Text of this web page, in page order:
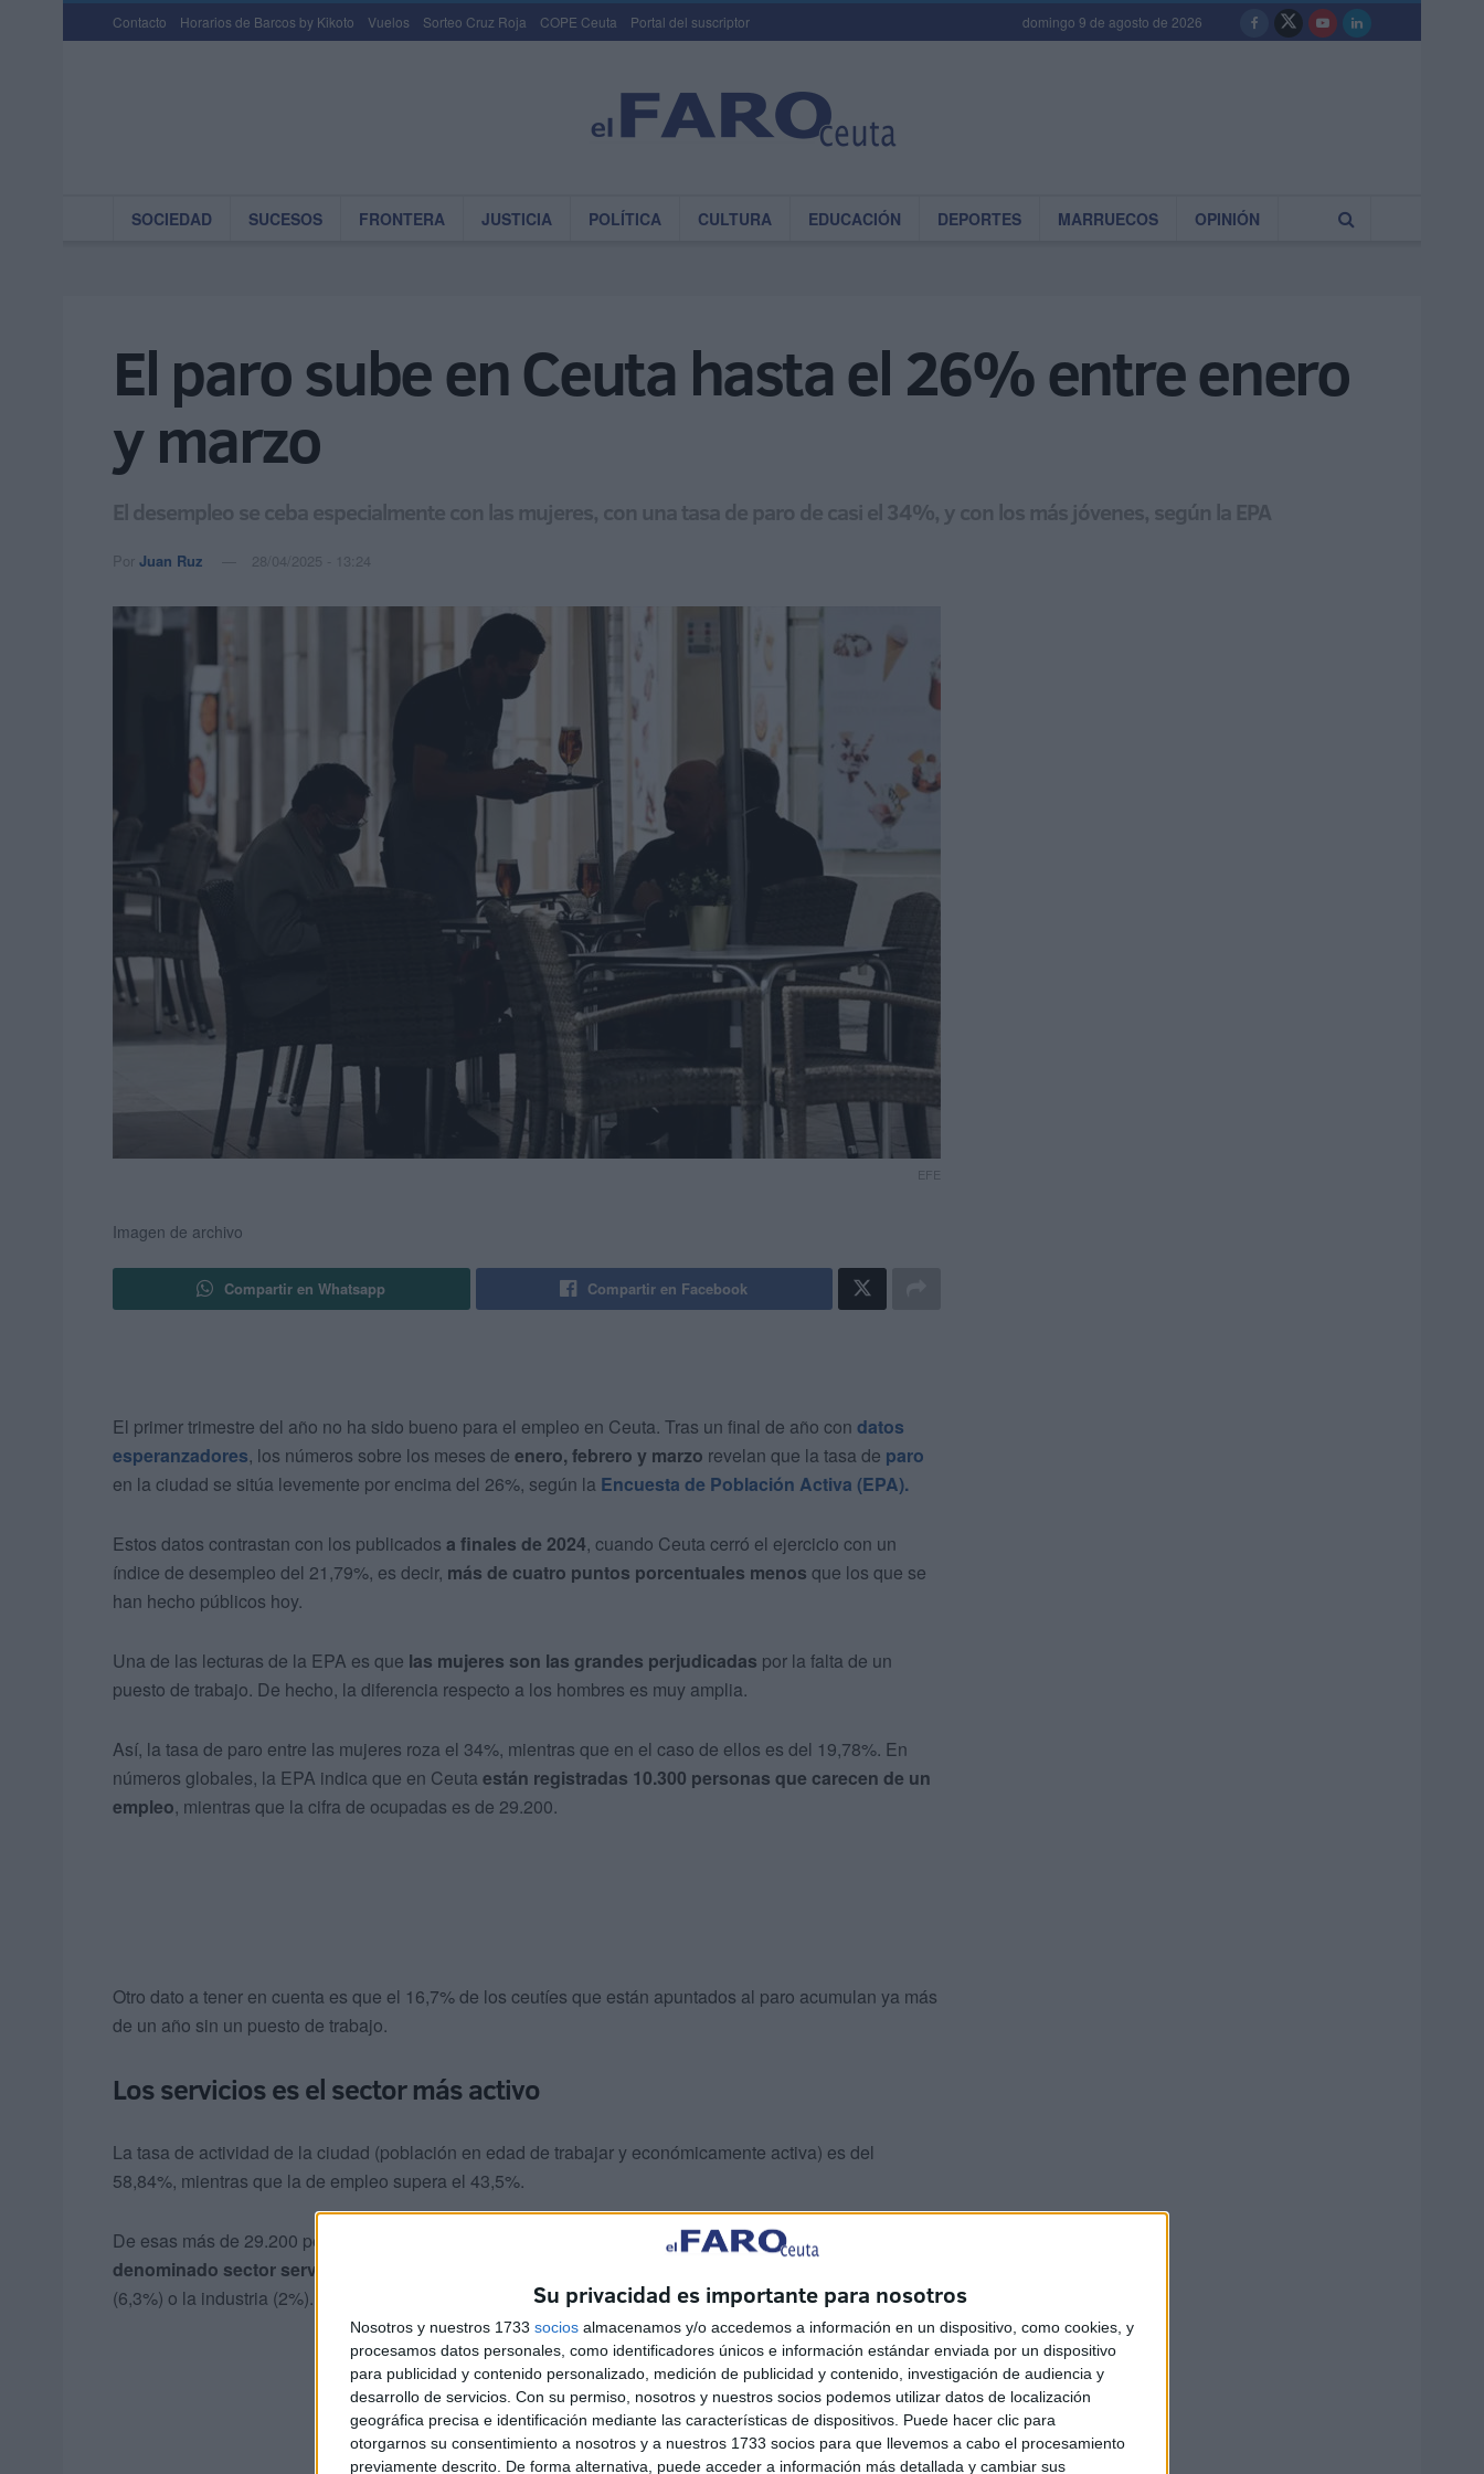
Su privacidad es importante para nosotros
Nosotros y nuestros 1733 socios almacenamos y/o accedemos a información en un dispositivo, como cookies, y
procesamos datos personales, como identificadores únicos e información estándar enviada por un dispositivo
para publicidad y contenido personalizado, medición de publicidad y contenido, investigación de audiencia y
desarrollo de servicios. Con su permiso, nosotros y nuestros socios podemos utilizar datos de localización
geográfica precisa e identificación mediante las características de dispositivos. Puede hacer clic para
otorgarnos su consentimiento a nosotros y a nuestros 1733 socios para que llevemos a cabo el procesamiento
previamente descrito. De forma alternativa, puede acceder a información más detallada y cambiar sus
Contacto Horarios de Barcos by Kikoto Vuelos Sorteo Cruz Roja COPE Ceuta Portal del suscriptor domingo 9 de agosto de 2026
SOCIEDAD SUCESOS FRONTERA JUSTICIA POLÍTICA CULTURA EDUCACIÓN DEPORTES MARRUECOS OPINIÓN
El paro sube en Ceuta hasta el 26% entre enero
y marzo
El desempleo se ceba especialmente con las mujeres, con una tasa de paro de casi el 34%, y con los más jóvenes, según la EPA
Por Juan Ruz 28/04/2025 - 13:24
EFE
Imagen de archivo
Compartir en Whatsapp Compartir en Facebook
El primer trimestre del año no ha sido bueno para el empleo en Ceuta. Tras un final de año con datos
esperanzadores, los números sobre los meses de enero, febrero y marzo revelan que la tasa de paro
en la ciudad se sitúa levemente por encima del 26%, según la Encuesta de Población Activa (EPA).
Estos datos contrastan con los publicados a finales de 2024, cuando Ceuta cerró el ejercicio con un
índice de desempleo del 21,79%, es decir, más de cuatro puntos porcentuales menos que los que se
han hecho públicos hoy.
Una de las lecturas de la EPA es que las mujeres son las grandes perjudicadas por la falta de un
puesto de trabajo. De hecho, la diferencia respecto a los hombres es muy amplia.
Así, la tasa de paro entre las mujeres roza el 34%, mientras que en el caso de ellos es del 19,78%. En
números globales, la EPA indica que en Ceuta están registradas 10.300 personas que carecen de un
empleo, mientras que la cifra de ocupadas es de 29.200.
Otro dato a tener en cuenta es que el 16,7% de los ceutíes que están apuntados al paro acumulan ya más
de un año sin un puesto de trabajo.
Los servicios es el sector más activo
La tasa de actividad de la ciudad (población en edad de trabajar y económicamente activa) es del
58,84%, mientras que la de empleo supera el 43,5%.
De esas más de 29.200 personas que tienen un trabajo en Ceuta, casiun 75% está empleado en el
denominado sector servicios
(6,3%) o la industria (2%).